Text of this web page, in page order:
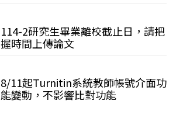
114-2研究生畢業離校截止日，請把
握時間上傳論文
8/11起Turnitin系統教師帳號介面功
能變動，不影響比對功能